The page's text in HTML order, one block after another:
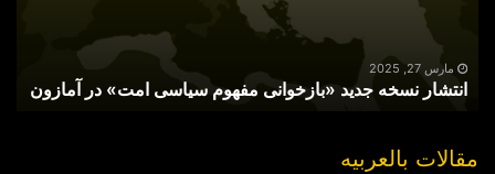
آمازونمارس 27, 2025
انتشار نسخه جدید «بازخوانی مفهوم سیاسی امت» در آمازون
مقالات بالعربیه